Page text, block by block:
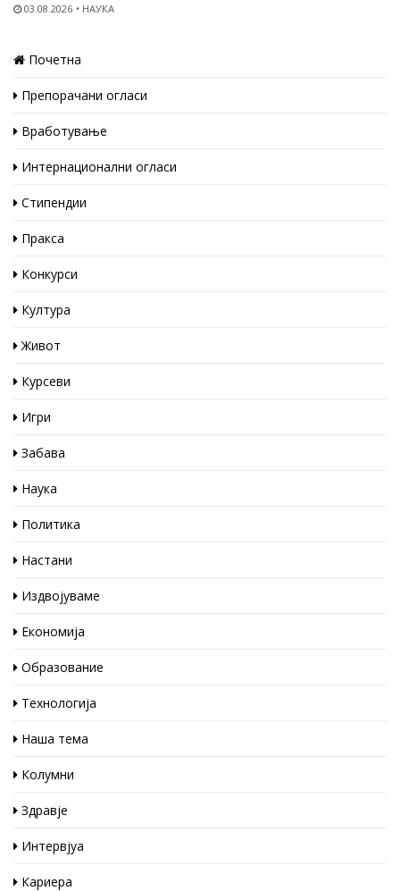
03.08.2026 НАУКА
Почетна
Препорачани огласи
Вработување
Интернационални огласи
Стипендии
Пракса
Конкурси
Култура
Живот
Курсеви
Игри
Забава
Наука
Политика
Настани
Издвојуваме
Економија
Образование
Технологија
Наша тема
Колумни
Здравје
Интервјуа
Кариера